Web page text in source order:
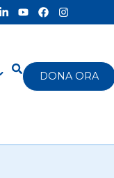
DONA ORA